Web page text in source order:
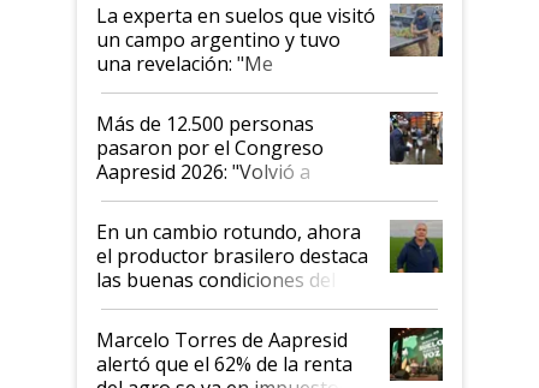
La experta en suelos que visitó
un campo argentino y tuvo
una revelación: "Me
impresionó mucho"
Más de 12.500 personas
pasaron por el Congreso
Aapresid 2026: "Volvió a
demostrar que hablar del
suelo es hablar de todo el
sistema productivo"
En un cambio rotundo, ahora
el productor brasilero destaca
las buenas condiciones del
agro argentino para invertir:
"Los veo más motivados"
Marcelo Torres de Aapresid
alertó que el 62% de la renta